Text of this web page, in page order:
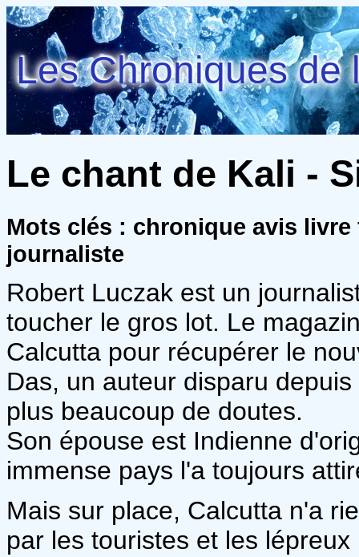
Les Chroniques de
Le chant de Kali -
Mots clés : chronique avis
journaliste
Robert Luczak est un
toucher le gros lot. Le
Calcutta pour récupérer le
Das, un auteur disparu
plus beaucoup de doutes.
Son épouse est Indienne
immense pays l'a toujours
Mais sur place, Calcutta n'a
par les touristes et les lépreux